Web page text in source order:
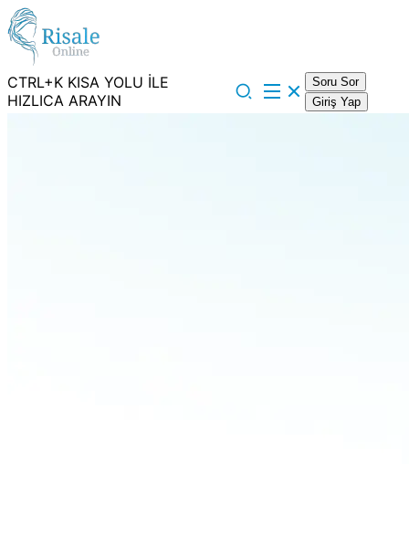
CTRL+K KISA YOLU İLE
HIZLICA ARAYIN
Soru Sor
Giriş Yap